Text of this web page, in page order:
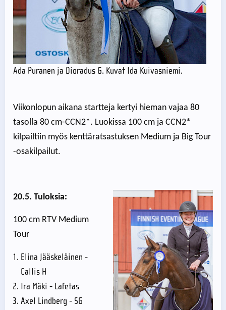
Ada Puranen ja Dioradus G. Kuvat Ida Kuivasniemi.
Viikonlopun aikana startteja kertyi hieman vajaa 80
tasolla 80 cm-CCN2*. Luokissa 100 cm ja CCN2*
kilpailtiin myös kenttäratsastuksen Medium ja Big Tour
-osakilpailut.
20.5. Tuloksia:
100 cm RTV Medium
Tour
Elina Jääskeläinen -
Callis H
Ira Mäki - Lafetas
Axel Lindberg - SG